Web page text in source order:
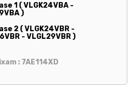
1 ( VLGK24VBA -
)
2 ( VLGK24VBR -
- VLGL29VBR )
: 7AE114XD